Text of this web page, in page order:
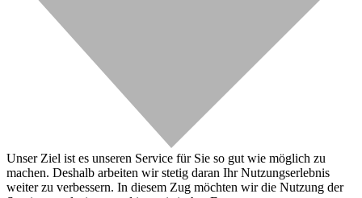
Unser Ziel ist es unseren Service für Sie so gut wie möglich zu
machen. Deshalb arbeiten wir stetig daran Ihr Nutzungserlebnis
weiter zu verbessern. In diesem Zug möchten wir die Nutzung der